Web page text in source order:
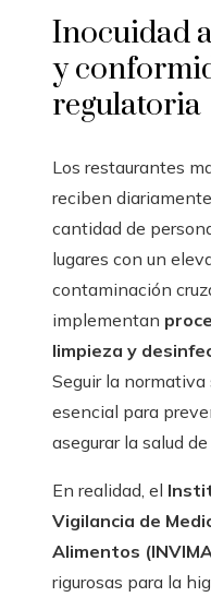
Inocuidad
y
regulatoria
Los restaurantes
reciben
cantidad de
lugares con un
contaminación
implementan
limpieza y
Seguir la
esencial para
asegurar la salud
En realidad, el
Vigilancia de
Alimentos
rigurosas para la